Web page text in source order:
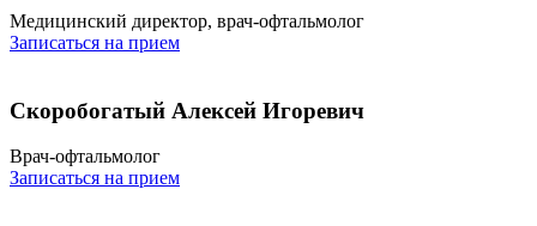
Медицинский директор, врач-офтальмолог
Записаться на прием
Скоробогатый Алексей Игоревич
Врач-офтальмолог
Записаться на прием